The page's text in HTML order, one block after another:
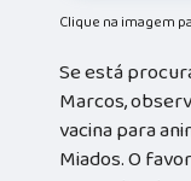
Clique na imagem
Se está
Marcos,
vacina para
Miados. O